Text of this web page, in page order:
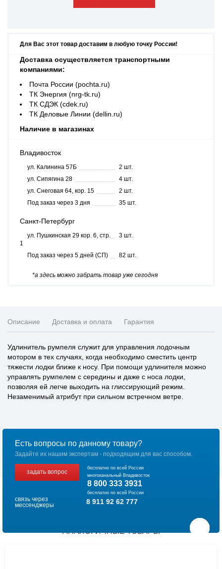
Для Вас этот товар доставим в любую точку России!
Доставка осуществляется транспортными
компаниями:
Почта России (pochta.ru)
ТК Энергия (nrg-tk.ru)
ТК СДЭК (cdek.ru)
ТК Деловые Линии (dellin.ru)
Наличие в магазинах
Владивосток
ул. Калинина 57Б
2 шт.
ул. Сипягина 28
4 шт.
ул. Снеговая 64, кор. 15
2 шт.
Под заказ через 3 дня
35 шт.
Санкт-Петербург
ул. Пушкинская 29 кор. 6, стр.
1
3 шт.
Под заказ через 5 дней (СП) 82 шт.
*а здесь можно забрать товар уже сегодня
Описание Доставка и оплата Гарантия
Удлинитель румпеля служит для управления лодочным
мотором в тех случаях, когда необходимо сместить центр
тяжести лодки ближе к носу. При помощи удлинителя можно
управлять румпелем с середины и даже с носа лодки,
позволяя ей легче выходить на глиссирующий режим.
Незаменимый атрибут при сильном встречном ветре.
Есть вопросы по данному товару?
Задайте их нашим экспертам - подходящим для вас способом.
задать вопрос
бесплатно по всей России
многоканальный Владивосток
8 800 333 3931
бесплатно по всей России
связь через
мессенджеры
8 911 92 62 777
АНАЛОГИЧНЫЕ ТОВАРЫ